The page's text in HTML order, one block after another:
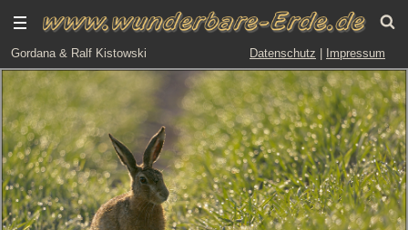
Gordana & Ralf Kistowski Datenschutz Impressum